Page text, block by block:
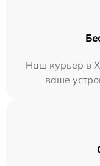
Наш курьер в
ваше